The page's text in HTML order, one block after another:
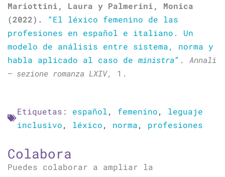
Mariottini, Laura y Palmerini, Monica
(2022).
“El léxico femenino de las
profesiones en español e italiano. Un
modelo de análisis entre sistema, norma y
habla aplicado al caso de ministra” . Annali
– sezione romanza LXIV, 1.
Etiquetas: español, femenino, leguaje
inclusivo, léxico, norma, profesiones
Colabora
Puedes colaborar a ampliar la